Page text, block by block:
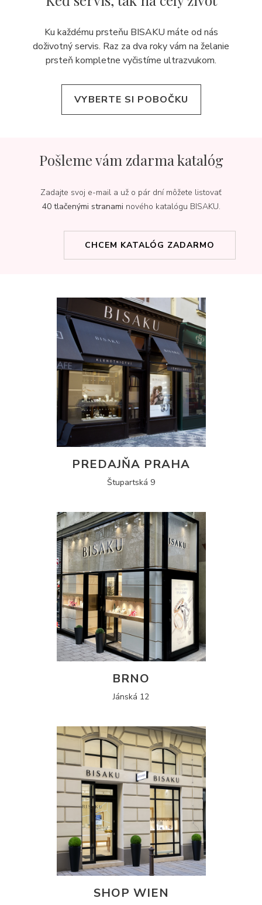
Ku každému prsteňu BISAKU máte od nás
doživotný servis. Raz za dva roky vám na želanie
prsteň kompletne vyčistíme ultrazvukom.
VYBERTE SI POBOČKU
Pošleme vám zdarma katalóg
Zadajte svoj e-mail a už o pár dní môžete listovať
40 tlačenými stranami nového katalógu BISAKU.
CHCEM KATALÓG ZADARMO
PREDAJŇA PRAHA
Štupartská 9
BRNO
Jánská 12
SHOP WIEN